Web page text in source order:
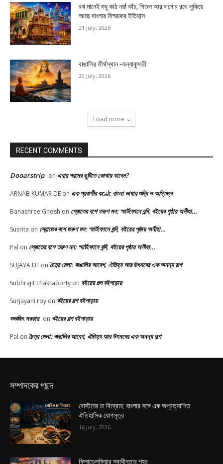
রথ মানেই শুধু কাঠ নয়! কাঁচ, পিতল আর রূপোর রথে লুকিয়ে
আছে বাংলার বিস্ময়কর ইতিহাস
21 July, 2026
বাঙালির তীর্থস্থান -কন্যাকুমারী
20 July, 2026
Load more
RECENT COMMENTS
Dooarstrip on এবার গরমের ছুটিতে কোথায় যাবেন?
ARNAB KUMAR DE on এক প্রবাসীর কণ্ঠে: বাংলা ভাষার শুদ্ধি ও অস্তিত্ব
Banashree Ghosh on স্রোতের বশে তরুণ মন: স্মার্টফোনে বন্দি, বইয়ের পৃষ্ঠায় অনীহা…
Susrita on স্রোতের বশে তরুণ মন: স্মার্টফোনে বন্দি, বইয়ের পৃষ্ঠায় অনীহা…
Pal on স্রোতের বশে তরুণ মন: স্মার্টফোনে বন্দি, বইয়ের পৃষ্ঠায় অনীহা…
SUJAYA DE on চৈত্র মেলা: বাঙালির আবেগ, ঐতিহ্য আর উৎসবের এক অনন্য রূপ
Subhrajit chakraborty on বইয়ের গল্প বইপাড়ায়
Surjayani roy on বইয়ের গল্প বইপাড়ায়
শুভজিৎ সরকার on বইয়ের গল্প বইপাড়ায়
Pal on চৈত্র মেলা: বাঙালির আবেগ, ঐতিহ্য আর উৎসবের এক অনন্য রূপ
সম্পাদকের পছন্দ
বোস্টনের চা বিদ্রোহ: বাংলার সঙ্গে এক অপ্রত্যাশিত
ঐতিহাসিক যোগসূত্র
16 July, 2026
ফিলাডেলফিয়ার স্বাধীনতার শহর